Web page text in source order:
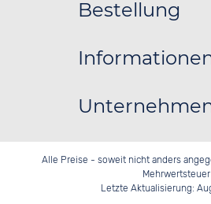
Bestellung
Alle Preise - soweit nicht anders
Mehrwertsteuer
Letzte Aktualisierung: